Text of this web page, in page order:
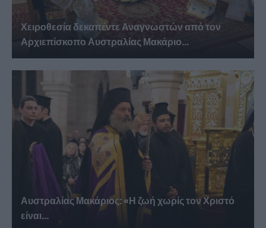
Χειροθεσία δεκαπέντε Αναγνωστών από τον
Αρχιεπίσκοπο Αυστραλίας Μακάριο...
Αυστραλίας Μακάριος: «Η ζωή χωρίς τον Χριστό
είναι...